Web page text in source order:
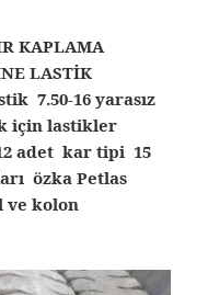
KAPLAMA
LASTİK
7.50-16 yarasız
için lastikler
adet kar tipi 15
özka Petlas
ve kolon